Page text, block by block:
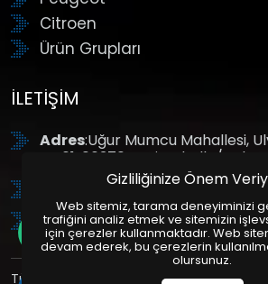
Citroen
Ürün Grupları
İLETIŞIM
Adres:Uğur Mumcu Mahallesi,
No:61, 06370 Yenimahalle/Ankara
: +90 (312) 354 8888
GSM: +90 (532) 343 4085
Tüm Hakları Saklıdır. | Bu site Us Yazılım
Gizliliğinize Önem
Web sitemiz, tarama deneyiminizi
trafiğini analiz etmek ve sitemizin
için çerezler kullanmaktadır. Web
devam ederek, bu çerezlerin
olursunuz.